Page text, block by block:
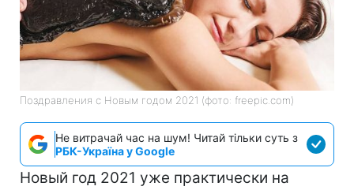
Поздравления с Новым годом 2021 (фото: freepic.com)
Не витрачай час на шум! Читай тільки суть з
РБК-Україна у Google
Новый год 2021 уже практически на